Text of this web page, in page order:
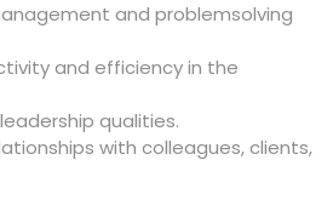
and problemsolving
and efficiency in the
qualities.
with colleagues, clients,